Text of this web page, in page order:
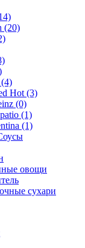
(20)
Hot (3)
(0)
(1)
(1)
овощи
сухари